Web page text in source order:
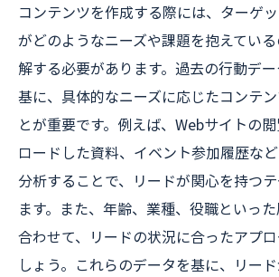
コンテンツを作成する際には、ターゲ
がどのようなニーズや課題を抱えてい
解する必要があります。過去の行動デ
基に、具体的なニーズに応じたコンテ
とが重要です。例えば、Webサイトの
ロードした資料、イベント参加履歴な
分析することで、リードが関心を持つ
ます。また、年齢、業種、役職といっ
合わせて、リードの状況に合ったアプ
しょう。これらのデータを基に、リー